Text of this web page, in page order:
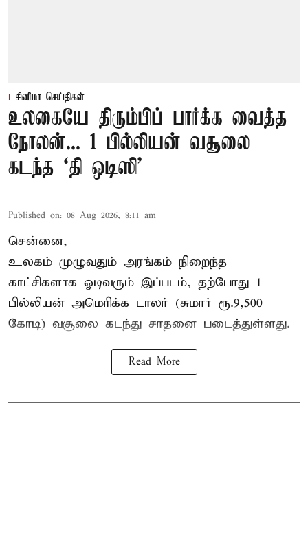
சினிமா செய்திகள்
உலகையே திரும்பிப் பார்க்க வைத்த
நோலன்... 1 பில்லியன் வசூலை
கடந்த ‘தி ஒடிஸி’
Published on: 08 Aug 2026, 8:11 am
சென்னை,
உலகம் முழுவதும் அரங்கம் நிறைந்த
காட்சிகளாக ஓடிவரும் இப்படம், தற்போது 1
பில்லியன் அமெரிக்க டாலர் (சுமார் ரூ.9,500
கோடி) வசூலை கடந்து சாதனை படைத்துள்ளது.
Read More